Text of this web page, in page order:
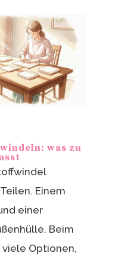
was zu
Einem
einer
Beim
viele Optionen,